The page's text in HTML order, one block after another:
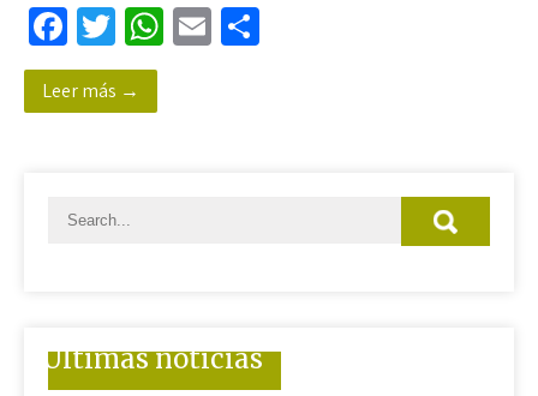
Fa
ce
b
k
T
wi
tt
W E
Leer más →
Últimas noticias